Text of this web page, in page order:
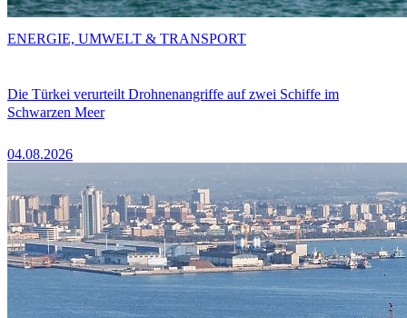
Die Türkei verurteilt Drohnenangriffe auf zwei Schiffe im
Schwarzen Meer
04.08.2026
ENERGIE, UMWELT & TRANSPORT